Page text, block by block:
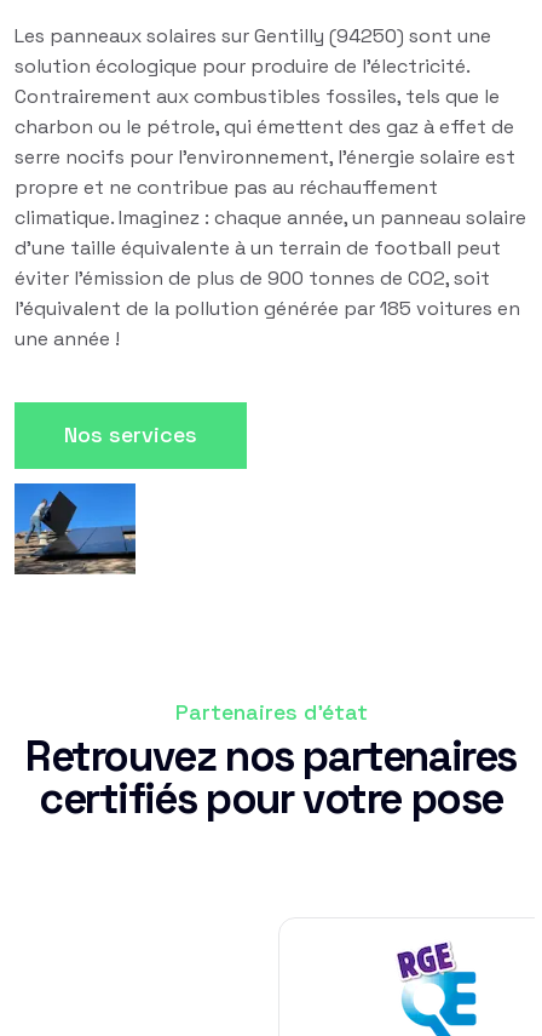
Les panneaux solaires sur Gentilly (94250) sont une
solution écologique pour produire de l'électricité.
Contrairement aux combustibles fossiles, tels que le
charbon ou le pétrole, qui émettent des gaz à effet de
serre nocifs pour l'environnement, l'énergie solaire est
propre et ne contribue pas au réchauffement
climatique. Imaginez : chaque année, un panneau solaire
d'une taille équivalente à un terrain de football peut
éviter l'émission de plus de 900 tonnes de CO2, soit
l'équivalent de la pollution générée par 185 voitures en
une année !
Nos services
Partenaires d'état
Retrouvez nos partenaires
certifiés pour votre pose